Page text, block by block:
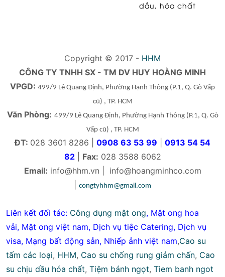
dầu, hóa chất
Copyright © 2017 - HHM
CÔNG TY TNHH SX - TM DV HUY HOÀNG MINH
VPGD: 499/9 Lê Quang Định, Phường Hạnh Thông (P.1, Q. Gò Vấp
cũ) , TP. HCM
Văn Phòng: 499/9 Lê Quang Định, Phường Hạnh Thông(P.1, Q. Gò
Vấp cũ) , TP. HCM
ĐT: 028 3601 8286 | 0908 63 53 99
0913 54 54
82| Fax: 028 3588 6062
Email: info@hhm.vn
info@hoangminhco.com
congtyhhm@gmail.com
Liên kết đối tác: Công dụng mật ong, Mật ong hoa
vải, Mật ong việt nam, Dịch vụ tiệc Catering, Dịch vụ
visa, Mạng bất động sản, Nhiếp ảnh việt nam,Cao su
tấm các loại, HHM, Cao su chống rung giảm chấn, Cao
su chịu dầu hóa chất, Tiệm bánh ngọt, Tiem banh ngot